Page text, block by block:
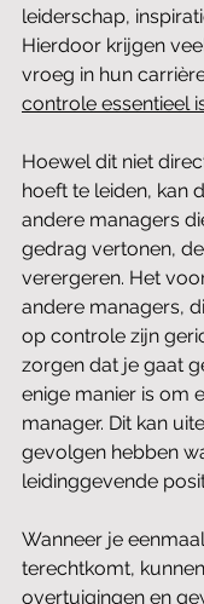
leiderschap,
Hierdoor krijgen
vroeg in hun
controle essentieel
Hoewel dit niet
hoeft te leiden, kan
andere managers
gedrag vertonen,
verergeren. Het
andere managers,
op controle zijn
zorgen dat je gaat
enige manier is om
manager. Dit kan
gevolgen hebben
leidinggevende
Wanneer je
terechtkomt,
overtuigingen en